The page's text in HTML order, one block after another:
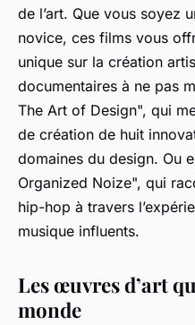
de l’art. Que vous soyez
novice, ces films vous
unique sur la création
documentaires à ne pas
The Art of Design", qui
de création de huit
domaines du design. Ou
Organized Noize", qui
hip-hop à travers
musique influents.
Les œuvres d’art
monde